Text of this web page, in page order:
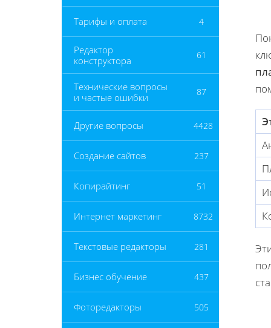
Тарифы и оплата 4
Редактор
конструктора
61
Технические вопросы
и частые ошибки
87
Другие вопросы 4428
Создание сайтов 237
Копирайтинг 51
Интернет маркетинг 8732
Текстовые редакторы 281
Бизнес обучение 437
Фоторедакторы 505